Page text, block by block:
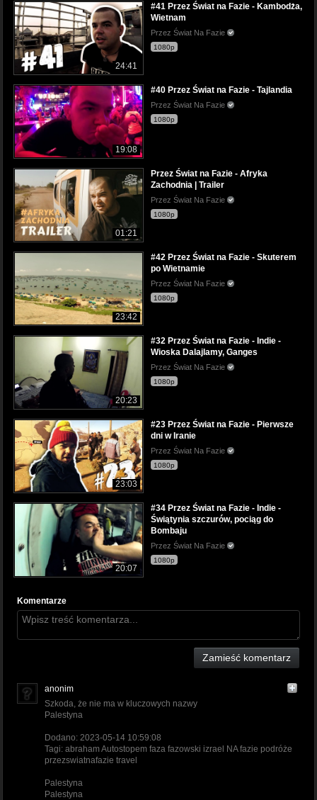
24:41
#41 Przez Świat na Fazie - Kambodża,
Wietnam
Przez Świat Na Fazie
1080p
19:08
#40 Przez Świat na Fazie - Tajlandia
Przez Świat Na Fazie
1080p
01:21
Przez Świat na Fazie - Afryka
Zachodnia | Trailer
Przez Świat Na Fazie
1080p
23:42
#42 Przez Świat na Fazie - Skuterem
po Wietnamie
Przez Świat Na Fazie
1080p
20:23
#32 Przez Świat na Fazie - Indie -
Wioska Dalajlamy, Ganges
Przez Świat Na Fazie
1080p
23:03
#23 Przez Świat na Fazie - Pierwsze
dni w Iranie
Przez Świat Na Fazie
1080p
20:07
#34 Przez Świat na Fazie - Indie -
Świątynia szczurów, pociąg do
Bombaju
Przez Świat Na Fazie
1080p
Komentarze
Zamieść komentarz
anonim
Szkoda, że nie ma w kluczowych nazwy
Palestyna
Dodano: 2023-05-14 10:59:08
Tagi: abraham Autostopem faza fazowski izrael NA fazie podróże
przezswiatnafazie travel
Palestyna
Palestyna